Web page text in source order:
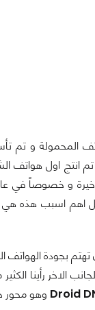
اسبب هذه هي
Droid وهو محور